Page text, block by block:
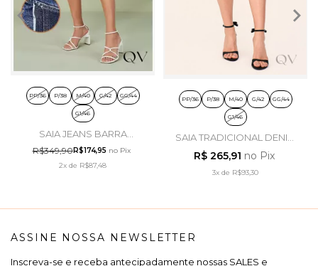
PP/36 P/38 M/40 G/42 GG/44
G1/46
SAIA JEANS BARRA
ASSIMÉTRICA DESFIADA -
TITANIUM JEANS
R$349,90R$174,95 no Pix
2x de R$87,48
PP/36 P/38 M/40 G/42 GG/44
G1/46
SAIA TRADICIONAL DENIM
EM SARJA PRETO - LAURA
ROSA
R$ 265,91 no Pix
3x de R$93,30
ASSINE NOSSA NEWSLETTER
Inscreva-se e receba antecipadamente nossas SALES e